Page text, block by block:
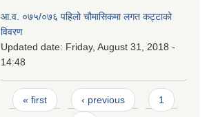
आ.व. ०७५/०७६ पहिलो चौमासिकमा लगत कट्टाको
विवरण
Updated date: Friday, August 31, 2018 -
14:48
Pages
« first ‹ previous 1